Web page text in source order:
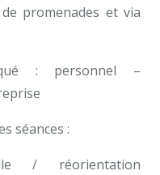
promenades et via
: personnel –
séances :
/ réorientation